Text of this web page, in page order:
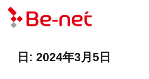
日:2024年3月5日